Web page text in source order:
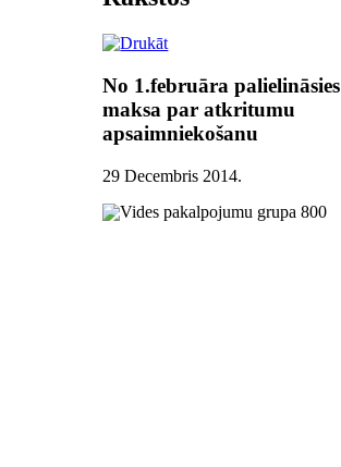
No 1.februāra palielināsies
maksa par atkritumu
apsaimniekošanu
29 Decembris 2014.